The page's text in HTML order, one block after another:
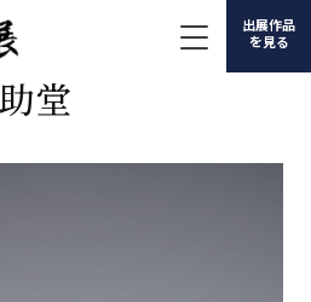
出展作品
を見る
堂